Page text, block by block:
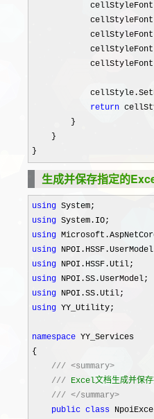
return
        }
    }
}
生成并保存指定的
using
using
using
using
using
using
using
using YY_Utility;
namespace YY_Services
{
/// <summary>
/// Excel文档生成并保
/// </summary>
public class